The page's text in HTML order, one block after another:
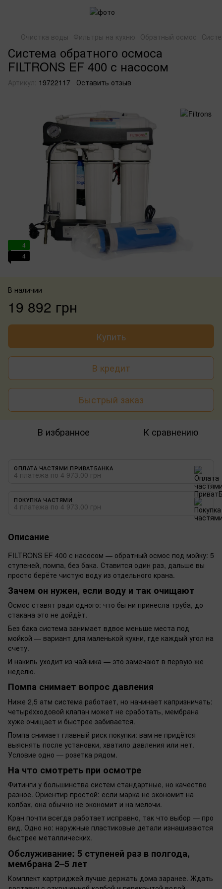
Очистка воды Фильтры на кухню Обратный осмос
Система обратного осмоса
FILTRONS EF 400 с насосом
Артикул: 19722117 Оставить отзыв
4
4
В наличии
19 892 грн
Купить
В кредит
Быстрый заказ
В избранное К сравнению
ОПЛАТА ЧАСТЯМИ ПРИВАТБАНКА
4 платежа по 4 973.00 грн
ПОКУПКА ЧАСТЯМИ
4 платежа по 4 973.00 грн
Описание
FILTRONS EF 400 с насосом — обратный осмос под мойку: 5
ступеней, помпа, без бака. Ставится один раз, дальше вы
просто берёте чистую воду из отдельного крана.
Зачем он нужен, если воду и так очищают
Осмос ставят ради одного: что бы ни принесла труба, до
стакана это не дойдёт.
Без бака система занимает вдвое меньше места под
мойкой — вариант для маленькой кухни, где каждый угол на
счету.
И накипь уходит из чайника — это замечают в первую же
неделю.
Помпа снимает вопрос давления
Ниже 2,5 атм система работает, но начинает капризничать:
четырёхходовой клапан может не сработать, мембрана
хуже очищает и быстрее забивается.
Помпа снимает главный риск покупки: вам не придётся
выяснять после установки, хватило давления или нет.
Условие одно — розетка рядом.
На что смотреть при осмотре
Фитинги у большинства систем стандартные, но качество
разное. Ориентир простой: если марка не экономит на
колбах, она обычно не экономит и на мелочи.
Кран почти всегда работает исправно, так что выбор — про
вид. Одно но: наружные пластиковые детали изнашиваются
быстрее металлических.
Обслуживание: 5 ступеней раз в полгода,
мембрана 2–5 лет
Комплект картриджей лучше держать дома заранее. Ждать